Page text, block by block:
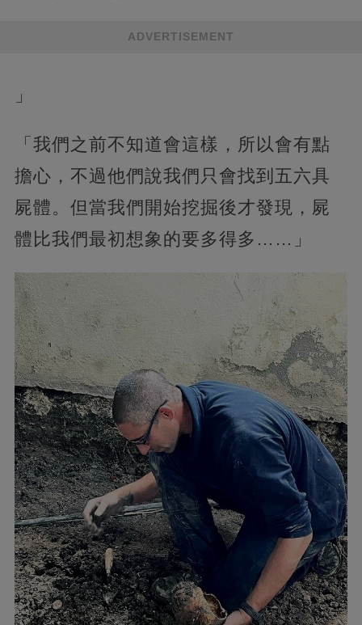
ADVERTISEMENT
」
「我們之前不知道會這樣，所以會有點
擔心，不過他們說我們只會找到五六具
屍體。但當我們開始挖掘後才發現，屍
體比我們最初想象的要多得多……」